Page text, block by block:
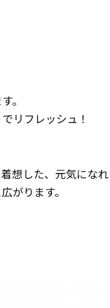
。
リフレッシュ！
想した、元気になれ
がります。